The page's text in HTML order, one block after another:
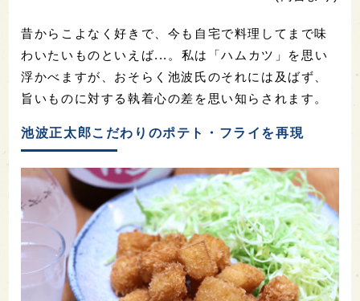
昔からこよなく好きで、今も自宅で料理してまで味
わいたいものといえば...。私は「ハムカツ」を思い
浮かべますが、おそらく池波氏のそれには及ばず、
旨いものに対する執着心の差を思い知らされます。
池波正太郎こだわりのポテト・フライを再現